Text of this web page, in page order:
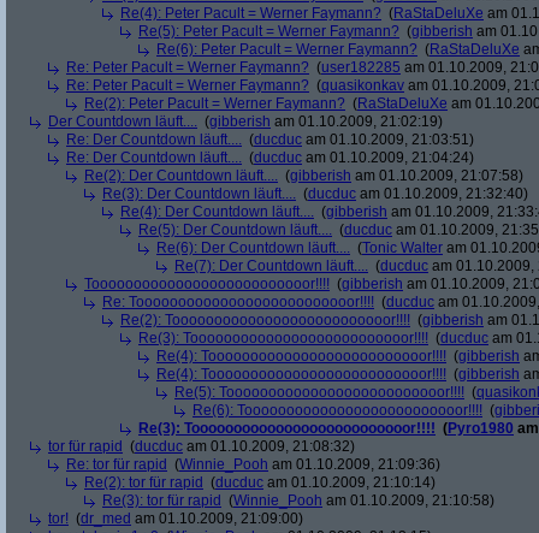
Re(4): Peter Pacult = Werner Faymann? (RaStaDeluXe am
Re(5): Peter Pacult = Werner Faymann? (gibberish am
Re(6): Peter Pacult = Werner Faymann? (RaStaDeluXe
Re: Peter Pacult = Werner Faymann? (user182285 am 01.10.2009,
Re: Peter Pacult = Werner Faymann? (quasikonkav am 01.10.2009,
Re(2): Peter Pacult = Werner Faymann? (RaStaDeluXe am
Der Countdown läuft.... (gibberish am 01.10.2009, 21:02:19)
Re: Der Countdown läuft.... (ducduc am 01.10.2009, 21:03:51)
Re: Der Countdown läuft.... (ducduc am 01.10.2009, 21:04:24)
Re(2): Der Countdown läuft.... (gibberish am 01.10.2009, 21:07:58)
Re(3): Der Countdown läuft.... (ducduc am 01.10.2009, 21:32:40)
Re(4): Der Countdown läuft.... (gibberish am 01.10.2009,
Re(5): Der Countdown läuft.... (ducduc am 01.10.2009,
Re(6): Der Countdown läuft.... (Tonic Walter am
Re(7): Der Countdown läuft.... (ducduc am 01.10.2009,
Toooooooooooooooooooooooooor!!!! (gibberish am 01.10.2009,
Re: Toooooooooooooooooooooooooor!!!! (ducduc am
Re(2): Toooooooooooooooooooooooooor!!!! (gibberish am
Re(3): Toooooooooooooooooooooooooor!!!! (ducduc am
Re(4): Toooooooooooooooooooooooooor!!!! (gibberish
Re(4): Toooooooooooooooooooooooooor!!!! (gibberish
Re(5): Toooooooooooooooooooooooooor!!!! (
Re(6): Toooooooooooooooooooooooooor!!!! (
Re(3): Toooooooooooooooooooooooooor!!!! (Pyro1980
tor für rapid (ducduc am 01.10.2009, 21:08:32)
Re: tor für rapid (Winnie_Pooh am 01.10.2009, 21:09:36)
Re(2): tor für rapid (ducduc am 01.10.2009, 21:10:14)
Re(3): tor für rapid (Winnie_Pooh am 01.10.2009, 21:10:58)
tor! (dr_med am 01.10.2009, 21:09:00)